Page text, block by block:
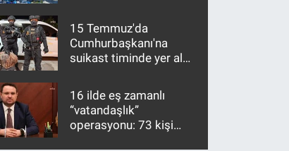
15 Temmuz'da
Cumhurbaşkanı'na
suikast timinde yer alan
10 yıl sonra yakalandı
16 ilde eş zamanlı
“vatandaşlık”
operasyonu: 73 kişi